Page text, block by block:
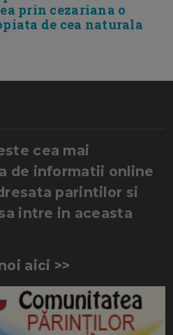
prin cezariana o
de cea naturala
cea mai
de informatii online
parintilor si
intre in aceasta
aici >>